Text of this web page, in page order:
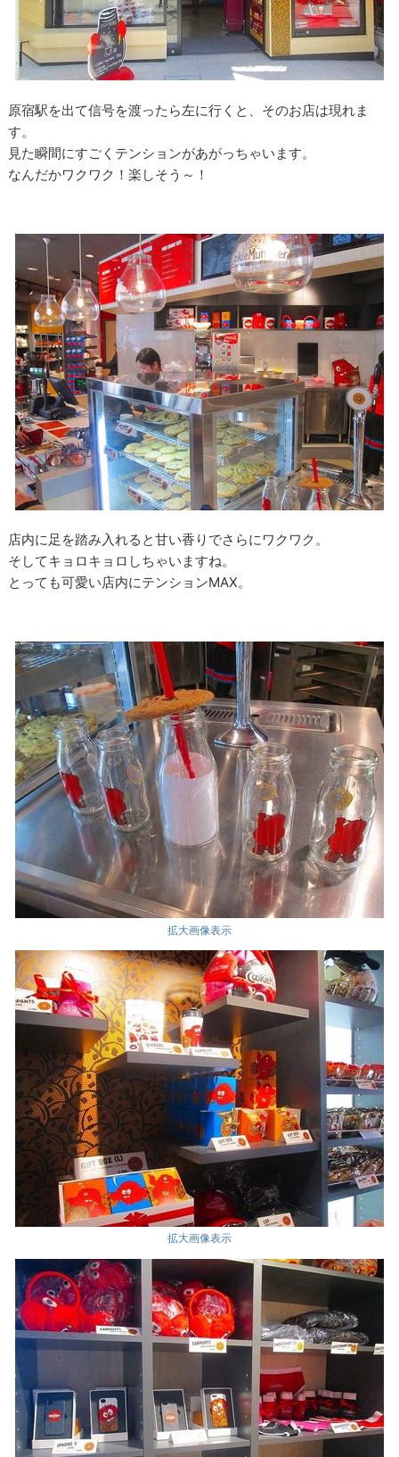
原宿駅を出て信号を渡ったら左に行くと、そのお店は現れま
す。
見た瞬間にすごくテンションがあがっちゃいます。
なんだかワクワク！楽しそう～！
店内に足を踏み入れると甘い香りでさらにワクワク。
そしてキョロキョロしちゃいますね。
とっても可愛い店内にテンションMAX。
拡大画像表示
拡大画像表示